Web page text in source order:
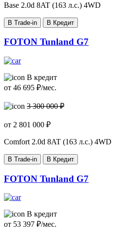
Base 2.0d 8AT (163 л.с.) 4WD
В Trade-in В Кредит
FOTON Tunland G7
В кредит
от 46 695 ₽/мес.
3 300 000 ₽
от 2 801 000 ₽
Comfort 2.0d 8AT (163 л.с.) 4WD
В Trade-in В Кредит
FOTON Tunland G7
В кредит
от 53 397 ₽/мес.